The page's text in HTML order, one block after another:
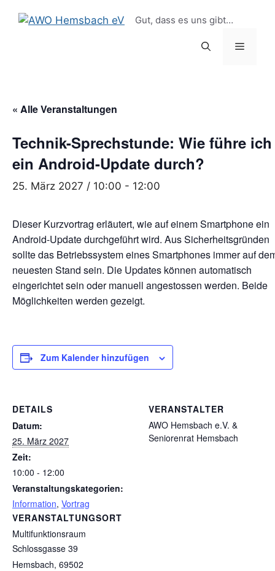
springen
Inhalt
Gut, dass es uns gibt…
Menü
« Alle Veranstaltungen
Technik-Sprechstunde: Wie führe ich
ein Android-Update durch?
25. März 2027 / 10:00 - 12:00
Dieser Kurzvortrag erläutert, wie auf einem Smartphone ein
Android-Update durchgeführt wird. Aus Sicherheitsgründen
sollte das Betriebssystem eines Smartphones immer auf
neuesten Stand sein. Die Updates können automatisch
eingerichtet sein oder manuell angestossen werden. Beide
Möglichkeiten werden gezeigt.
Zum Kalender hinzufügen
DETAILS
Datum:
25. März 2027
Zeit:
10:00 - 12:00
Veranstaltungskategorien:
Information, Vortrag
VERANSTALTUNGSORT
Multifunktionsraum
Schlossgasse 39
Hemsbach, 69502
VERANSTALTER
AWO Hemsbach e.V. &
Seniorenrat Hemsbach